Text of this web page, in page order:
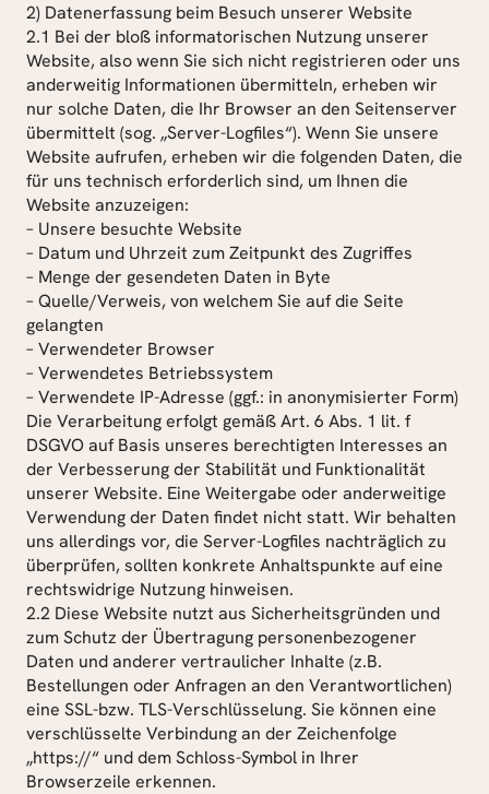
2) Datenerfassung beim Besuch unserer Website
2.1 Bei der bloß informatorischen Nutzung unserer
Website, also wenn Sie sich nicht registrieren oder uns
anderweitig Informationen übermitteln, erheben wir
nur solche Daten, die Ihr Browser an den Seitenserver
übermittelt (sog. „Server-Logfiles“). Wenn Sie unsere
Website aufrufen, erheben wir die folgenden Daten, die
für uns technisch erforderlich sind, um Ihnen die
Website anzuzeigen:
– Unsere besuchte Website
– Datum und Uhrzeit zum Zeitpunkt des Zugriffes
– Menge der gesendeten Daten in Byte
– Quelle/Verweis, von welchem Sie auf die Seite
gelangten
– Verwendeter Browser
– Verwendetes Betriebssystem
– Verwendete IP-Adresse (ggf.: in anonymisierter Form)
Die Verarbeitung erfolgt gemäß Art. 6 Abs. 1 lit. f
DSGVO auf Basis unseres berechtigten Interesses an
der Verbesserung der Stabilität und Funktionalität
unserer Website. Eine Weitergabe oder anderweitige
Verwendung der Daten findet nicht statt. Wir behalten
uns allerdings vor, die Server-Logfiles nachträglich zu
überprüfen, sollten konkrete Anhaltspunkte auf eine
rechtswidrige Nutzung hinweisen.
2.2 Diese Website nutzt aus Sicherheitsgründen und
zum Schutz der Übertragung personenbezogener
Daten und anderer vertraulicher Inhalte (z.B.
Bestellungen oder Anfragen an den Verantwortlichen)
eine SSL-bzw. TLS-Verschlüsselung. Sie können eine
verschlüsselte Verbindung an der Zeichenfolge
„https://“ und dem Schloss-Symbol in Ihrer
Browserzeile erkennen.